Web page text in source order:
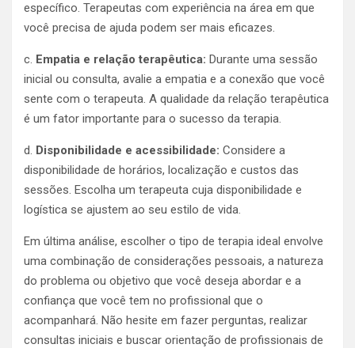
específico. Terapeutas com experiência na área em que
você precisa de ajuda podem ser mais eficazes.
c. Empatia e relação terapêutica: Durante uma sessão
inicial ou consulta, avalie a empatia e a conexão que você
sente com o terapeuta. A qualidade da relação terapêutica
é um fator importante para o sucesso da terapia.
d. Disponibilidade e acessibilidade: Considere a
disponibilidade de horários, localização e custos das
sessões. Escolha um terapeuta cuja disponibilidade e
logística se ajustem ao seu estilo de vida.
Em última análise, escolher o tipo de terapia ideal envolve
uma combinação de considerações pessoais, a natureza
do problema ou objetivo que você deseja abordar e a
confiança que você tem no profissional que o
acompanhará. Não hesite em fazer perguntas, realizar
consultas iniciais e buscar orientação de profissionais de